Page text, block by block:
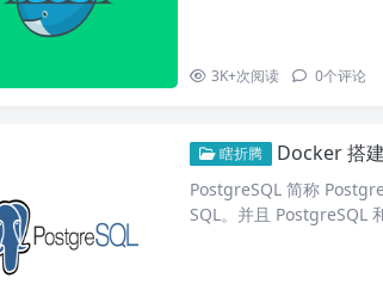
3K+次阅读 0个评论
瞎折腾 Docker 搭
PostgreSQL 简称
SQL。并且 PostgreSQL